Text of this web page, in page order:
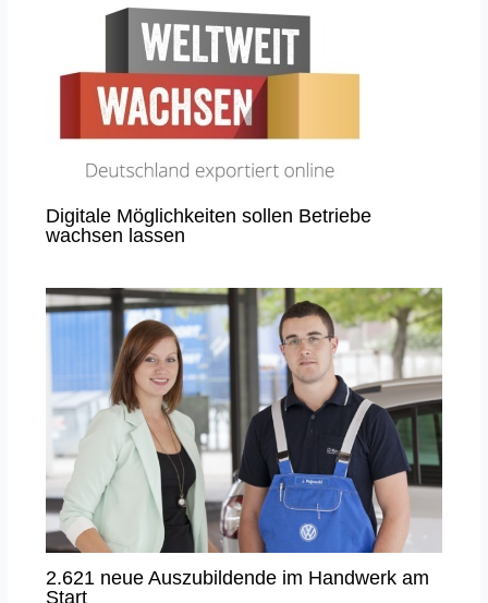
Digitale Möglichkeiten sollen Betriebe
wachsen lassen
2.621 neue Auszubildende im Handwerk am
Start